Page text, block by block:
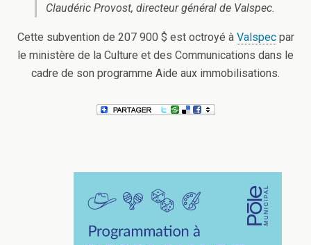
Claudéric Provost, directeur général de Valspec.
Cette subvention de 207 900 $ est octroyé à Valspecpar
le ministère de la Culture et des Communications dans le
cadre de son programme Aide aux immobilisations.